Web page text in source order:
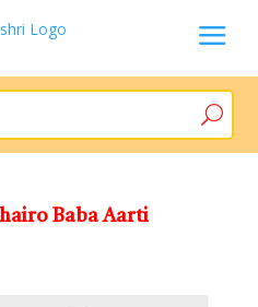
a
Baba Aarti